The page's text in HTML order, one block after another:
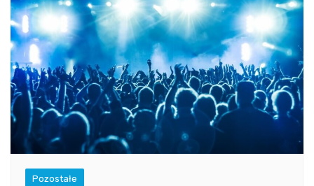
Pozostałe